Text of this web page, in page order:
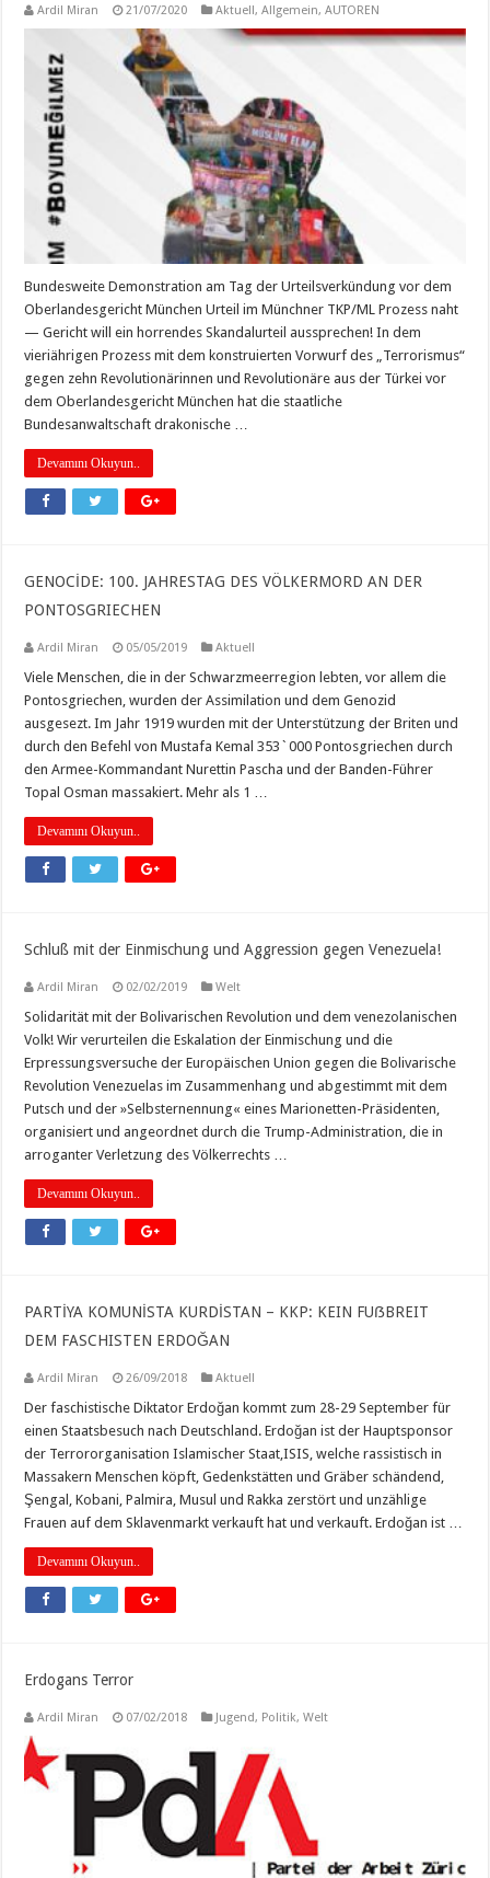
Ardil Miran 21/07/2020 Aktuell,Allgemein,AUTOREN
Bundesweite Demonstration am Tag der Urteilsverkündung vor dem
Oberlandesgericht München Urteil im Münchner TKP/ML Prozess naht
— Gericht will ein horrendes Skandalurteil aussprechen! In dem
vieriährigen Prozess mit dem konstruierten Vorwurf des „Terrorismus“
gegen zehn Revolutionärinnen und Revolutionäre aus der Türkei vor
dem Oberlandesgericht München hat die staatliche
Bundesanwaltschaft drakonische …
Devamını Okuyun..
GENOCİDE: 100. JAHRESTAG DES VÖLKERMORD AN DER
PONTOSGRIECHEN
Ardil Miran 05/05/2019 Aktuell
Viele Menschen, die in der Schwarzmeerregion lebten, vor allem die
Pontosgriechen, wurden der Assimilation und dem Genozid
ausgesezt. Im Jahr 1919 wurden mit der Unterstützung der Briten und
durch den Befehl von Mustafa Kemal 353`000 Pontosgriechen durch
den Armee-Kommandant Nurettin Pascha und der Banden-Führer
Topal Osman massakiert. Mehr als 1 …
Devamını Okuyun..
Schluß mit der Einmischung und Aggression gegen Venezuela!
Ardil Miran 02/02/2019 Welt
Solidarität mit der Bolivarischen Revolution und dem venezolanischen
Volk! Wir verurteilen die Eskalation der Einmischung und die
Erpressungsversuche der Europäischen Union gegen die Bolivarische
Revolution Venezuelas im Zusammenhang und abgestimmt mit dem
Putsch und der »Selbsternennung« eines Marionetten-Präsidenten,
organisiert und angeordnet durch die Trump-Administration, die in
arroganter Verletzung des Völkerrechts …
Devamını Okuyun..
PARTİYA KOMUNİSTA KURDİSTAN – KKP: KEIN FUẞBREIT
DEM FASCHISTEN ERDOĞAN
Ardil Miran 26/09/2018 Aktuell
Der faschistische Diktator Erdoğan kommt zum 28-29 September für
einen Staatsbesuch nach Deutschland. Erdoğan ist der Hauptsponsor
der Terrororganisation Islamischer Staat,ISIS, welche rassistisch in
Massakern Menschen köpft, Gedenkstätten und Gräber schändend,
Şengal, Kobani, Palmira, Musul und Rakka zerstört und unzählige
Frauen auf dem Sklavenmarkt verkauft hat und verkauft. Erdoğan ist …
Devamını Okuyun..
Erdogans Terror
Ardil Miran 07/02/2018 Jugend, Politik,Welt